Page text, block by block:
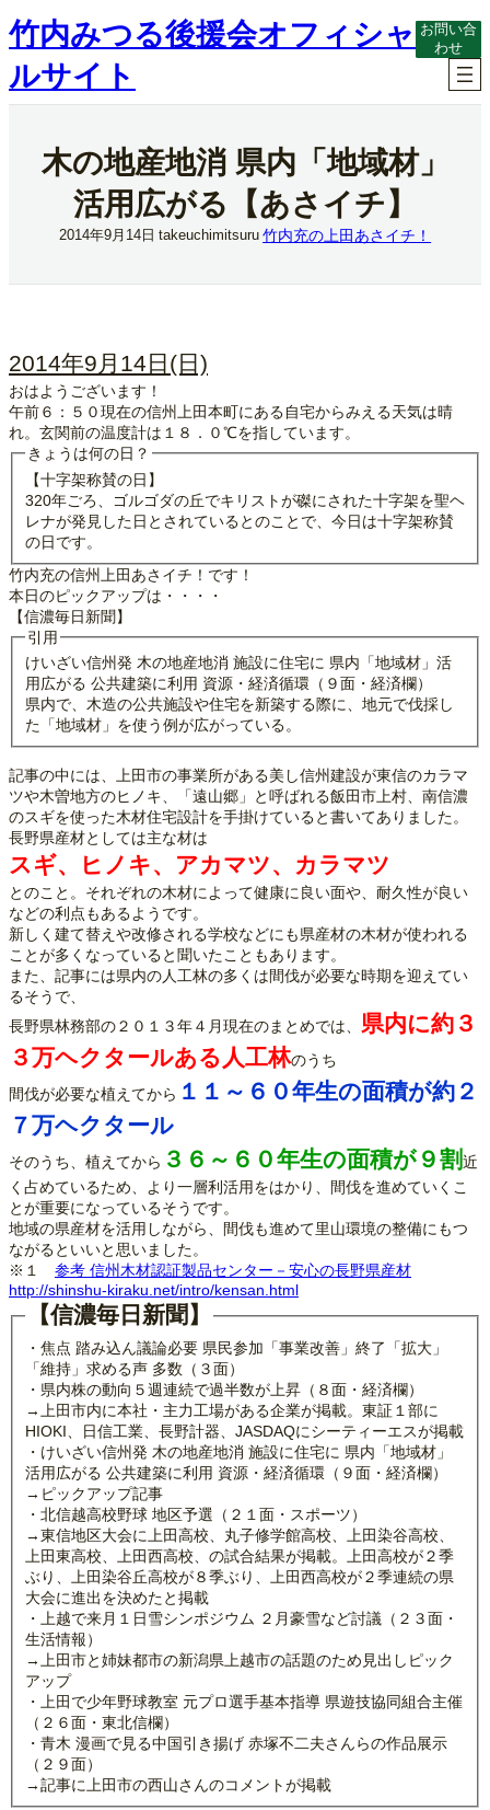
内
容
ス
キ
竹内みつる後援会オフィシャ
ルサイト
お問い合
わせ
木の地産地消 県内「地域材」
活用広がる【あさイチ】
2014年9月14日 takeuchimitsuru 竹内充の上田あさイチ！
2014年9月14日(日)
おはようございます！
午前６：５０現在の信州上田本町にある自宅からみえる天気は晴
れ。玄関前の温度計は１８．０℃を指しています。
きょうは何の日？
【十字架称賛の日】
320年ごろ、ゴルゴダの丘でキリストが磔にされた十字架を聖ヘ
レナが発見した日とされているとのことで、今日は十字架称賛
の日です。
竹内充の信州上田あさイチ！です！
本日のピックアップは・・・・
【信濃毎日新聞】
引用
けいざい信州発 木の地産地消 施設に住宅に 県内「地域材」活
用広がる 公共建築に利用 資源・経済循環（９面・経済欄）
県内で、木造の公共施設や住宅を新築する際に、地元で伐採し
た「地域材」を使う例が広がっている。
記事の中には、上田市の事業所がある美し信州建設が東信のカラマ
ツや木曽地方のヒノキ、「遠山郷」と呼ばれる飯田市上村、南信濃
のスギを使った木材住宅設計を手掛けていると書いてありました。
長野県産材としては主な材は
スギ、ヒノキ、アカマツ、カラマツ
とのこと。それぞれの木材によって健康に良い面や、耐久性が良い
などの利点もあるようです。
新しく建て替えや改修される学校などにも県産材の木材が使われる
ことが多くなっていると聞いたこともあります。
また、記事には県内の人工林の多くは間伐が必要な時期を迎えてい
るそうで、
長野県林務部の２０１３年４月現在のまとめでは、 県内に約３
３万ヘクタールある人工林のうち
間伐が必要な植えてから １１～６０年生の面積が約２
７万ヘクタール
そのうち、植えてから ３６～６０年生の面積が９割近
く占めているため、より一層利活用をはかり、間伐を進めていくこ
とが重要になっているそうです。
地域の県産材を活用しながら、間伐も進めて里山環境の整備にもつ
ながるといいと思いました。
※１ 参考 信州木材認証製品センター－安心の長野県産材
http://shinshu-kiraku.net/intro/kensan.html
【信濃毎日新聞】
・焦点 踏み込ん議論必要 県民参加「事業改善」終了「拡大」
「維持」求める声 多数（３面）
・県内株の動向５週連続で過半数が上昇（８面・経済欄）
→上田市内に本社・主力工場がある企業が掲載。東証１部に
HIOKI、日信工業、長野計器、JASDAQにシーティーエスが掲載
・けいざい信州発 木の地産地消 施設に住宅に 県内「地域材」
活用広がる 公共建築に利用 資源・経済循環（９面・経済欄）
→ピックアップ記事
・北信越高校野球 地区予選（２１面・スポーツ）
→東信地区大会に上田高校、丸子修学館高校、上田染谷高校、
上田東高校、上田西高校、の試合結果が掲載。上田高校が２季
ぶり、上田染谷丘高校が８季ぶり、上田西高校が２季連続の県
大会に進出を決めたと掲載
・上越で来月１日雪シンポジウム ２月豪雪など討議（２３面・
生活情報）
→上田市と姉妹都市の新潟県上越市の話題のため見出しピック
アップ
・上田で少年野球教室 元プロ選手基本指導 県遊技協同組合主催
（２６面・東北信欄）
・青木 漫画で見る中国引き揚げ 赤塚不二夫さんらの作品展示
（２９面）
→記事に上田市の西山さんのコメントが掲載